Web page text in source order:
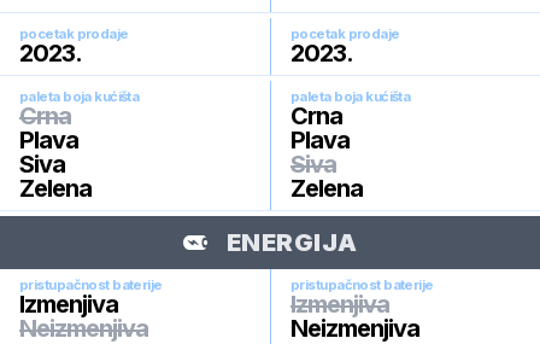
pocetak prodaje
2023.
pocetak prodaje
2023.
paleta boja kućišta
Crna
Plava
Siva
Zelena
paleta boja kućišta
Crna
Plava
Siva
Zelena
ENERGIJA
pristupačnost baterije
Izmenjiva
Neizmenjiva
pristupačnost baterije
Izmenjiva
Neizmenjiva